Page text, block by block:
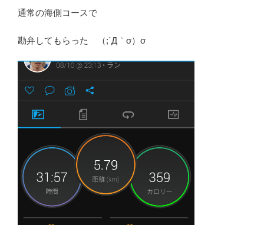
通常の海側コースで
勘弁してもらった （;´Д｀σ）σ